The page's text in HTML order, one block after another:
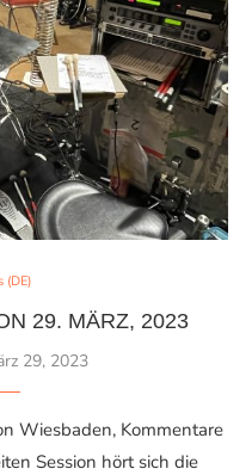
(DE)
29. MÄRZ, 2023
29, 2023
Wiesbaden, Kommentare
Session hört sich die